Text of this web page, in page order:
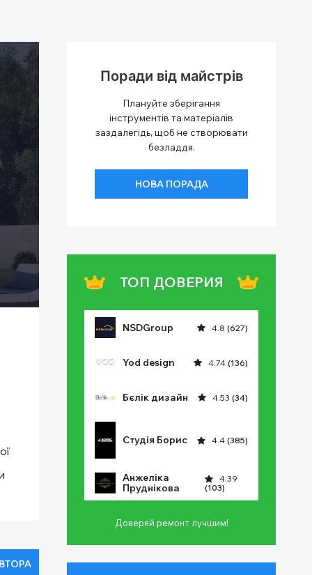
Поради від майстрів
Плануйте зберігання
інструментів та матеріалів
заздалегідь, щоб не створювати
безладдя.
НОВА ПОРАДА
ТОП ДОВЕРИЯ
NSDGroup 4.8 (627)
Yod design 4.74 (136)
Бєлік дизайн 4.53 (34)
Студія Борис 4.4 (385)
Анжеліка
Пруднікова
4.39
(103)
Доверяй ремонт лучшим!